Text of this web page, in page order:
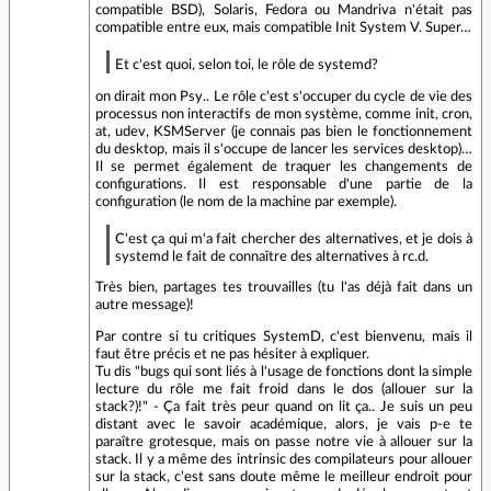
compatible BSD), Solaris, Fedora ou Mandriva n'était pas
compatible entre eux, mais compatible Init System V. Super…
Et c'est quoi, selon toi, le rôle de systemd?
on dirait mon Psy.. Le rôle c'est s'occuper du cycle de vie des
processus non interactifs de mon système, comme init, cron,
at, udev, KSMServer (je connais pas bien le fonctionnement
du desktop, mais il s'occupe de lancer les services desktop)…
Il se permet également de traquer les changements de
configurations. Il est responsable d'une partie de la
configuration (le nom de la machine par exemple).
C'est ça qui m'a fait chercher des alternatives, et je dois à
systemd le fait de connaître des alternatives à rc.d.
Très bien, partages tes trouvailles (tu l'as déjà fait dans un
autre message)!
Par contre si tu critiques SystemD, c'est bienvenu, mais il
faut être précis et ne pas hésiter à expliquer.
Tu dis "bugs qui sont liés à l'usage de fonctions dont la simple
lecture du rôle me fait froid dans le dos (allouer sur la
stack?)!" - Ça fait très peur quand on lit ça.. Je suis un peu
distant avec le savoir académique, alors, je vais p-e te
paraître grotesque, mais on passe notre vie à allouer sur la
stack. Il y a même des intrinsic des compilateurs pour allouer
sur la stack, c'est sans doute même le meilleur endroit pour